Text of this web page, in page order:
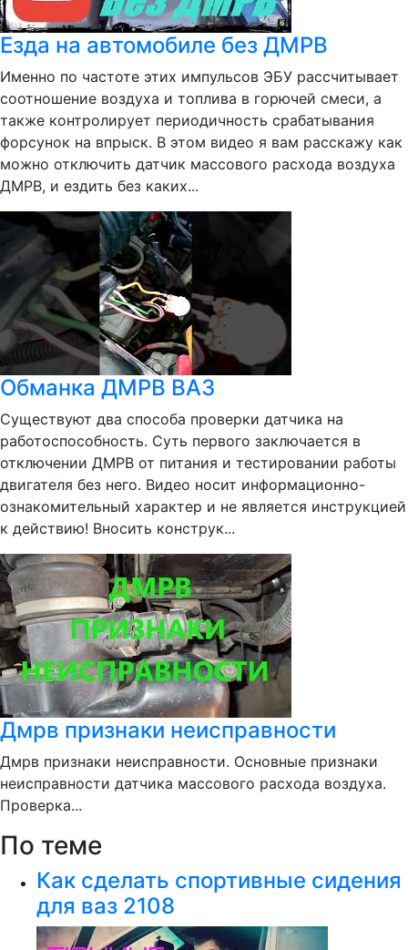
Езда на автомобиле без ДМРВ
Именно по частоте этих импульсов ЭБУ рассчитывает
соотношение воздуха и топлива в горючей смеси, а
также контролирует периодичность срабатывания
форсунок на впрыск. В этом видео я вам расскажу как
можно отключить датчик массового расхода воздуха
ДМРВ, и ездить без каких...
Обманка ДМРВ ВАЗ
Существуют два способа проверки датчика на
работоспособность. Суть первого заключается в
отключении ДМРВ от питания и тестировании работы
двигателя без него. Видео носит информационно-
ознакомительный характер и не является инструкцией
к действию! Вносить конструк...
Дмрв признаки неисправности
Дмрв признаки неисправности. Основные признаки
неисправности датчика массового расхода воздуха.
Проверка...
По теме
Как сделать спортивные сидения
для ваз 2108